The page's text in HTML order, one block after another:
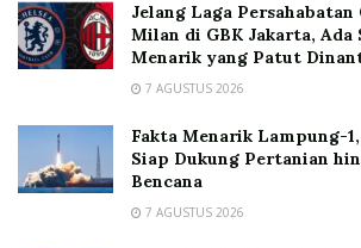
Jelang Laga Persahabatan
Milan di GBK Jakarta, Ada
Menarik yang Patut
7 AGUSTUS 2026
Fakta Menarik Lampung-
Siap Dukung Pertanian
Bencana
7 AGUSTUS 2026